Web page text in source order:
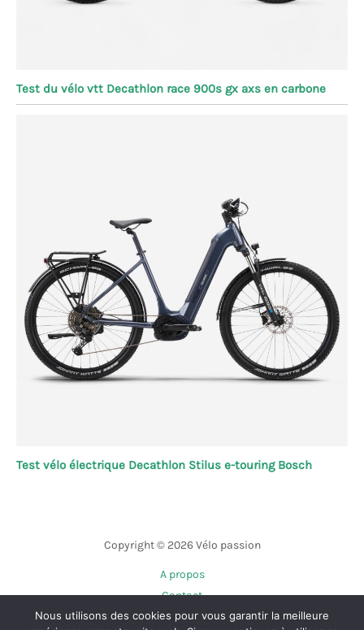
Test du vélo vtt Decathlon race 900s gx axs en carbone
Test vélo électrique Decathlon Stilus e-touring Bosch
Copyright © 2026 Vélo passion
A propos
Contact
Plan du site
Nous utilisons des cookies pour vous garantir la meilleure